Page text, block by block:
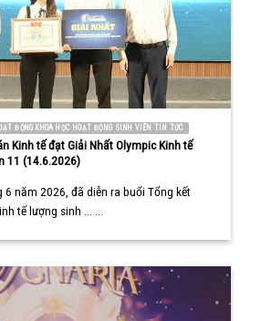
ĐỘNG KHOA HỌC HOẠT ĐỘNG SINH VIÊN TIN TỨC
Kinh tế đạt Giải Nhất Olympic Kinh tế
11 (14.6.2026)
6 năm 2026, đã diễn ra buổi Tổng kết
tế lượng sinh ... ...